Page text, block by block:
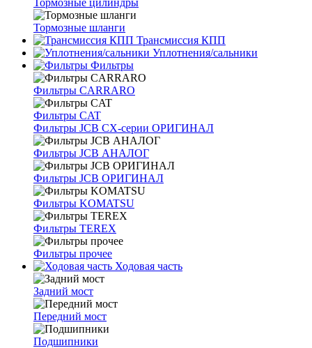
Тормозные цилиндры
Тормозные шланги
Трансмиссия КПП
Уплотнения/сальники
Фильтры
Фильтры CARRARO
Фильтры CAT
Фильтры JCB CX-серии ОРИГИНАЛ
Фильтры JCB АНАЛОГ
Фильтры JCB ОРИГИНАЛ
Фильтры KOMATSU
Фильтры TEREX
Фильтры прочее
Ходовая часть
Задний мост
Передний мост
Подшипники